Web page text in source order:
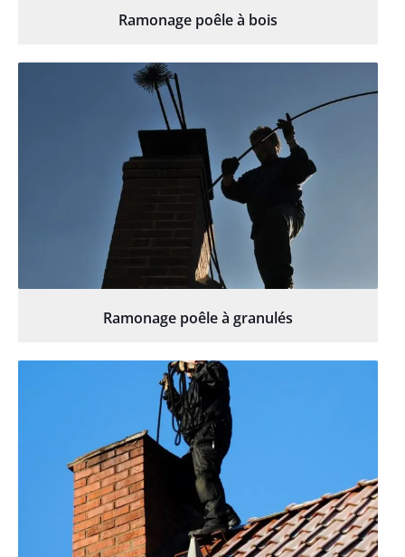
Ramonage poêle à bois
Ramonage poêle à granulés